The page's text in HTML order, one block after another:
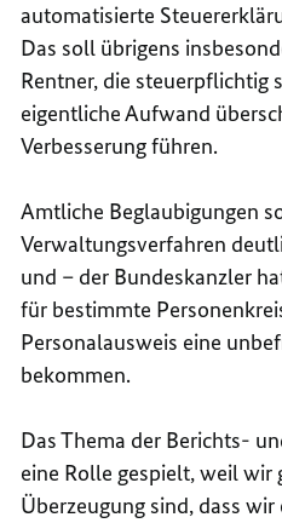
automatisierte
Das soll übrigens
Rentner, die steuerpflichtig
eigentliche Aufwand
Verbesserung führen.
Amtliche Beglaubigungen
Verwaltungsverfahren
und – der Bundeskanzler
für bestimmte
Personalausweis eine
bekommen.
Das Thema der Berichts-
eine Rolle gespielt, weil wir
Überzeugung sind, dass